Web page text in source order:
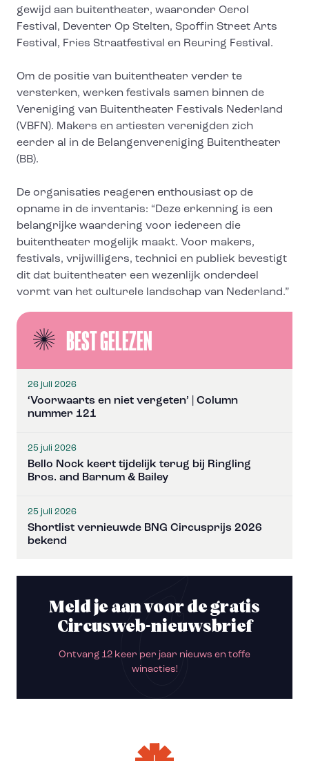
gewijd aan buitentheater, waaronder Oerol
Festival, Deventer Op Stelten, Spoffin Street Arts
Festival, Fries Straatfestival en Reuring Festival.
Om de positie van buitentheater verder te
versterken, werken festivals samen binnen de
Vereniging van Buitentheater Festivals Nederland
(VBFN). Makers en artiesten verenigden zich
eerder al in de Belangenvereniging Buitentheater
(BB).
De organisaties reageren enthousiast op de
opname in de inventaris: “Deze erkenning is een
belangrijke waardering voor iedereen die
buitentheater mogelijk maakt. Voor makers,
festivals, vrijwilligers, technici en publiek bevestigt
dit dat buitentheater een wezenlijk onderdeel
vormt van het culturele landschap van Nederland.”
BEST GELEZEN
26 juli 2026
‘Voorwaarts en niet vergeten’ | Column
nummer 121
25 juli 2026
Bello Nock keert tijdelijk terug bij Ringling
Bros. and Barnum & Bailey
25 juli 2026
Shortlist vernieuwde BNG Circusprijs 2026
bekend
Meld je aan voor de gratis
Circusweb-nieuwsbrief
Ontvang 12 keer per jaar nieuws en toffe
winacties!